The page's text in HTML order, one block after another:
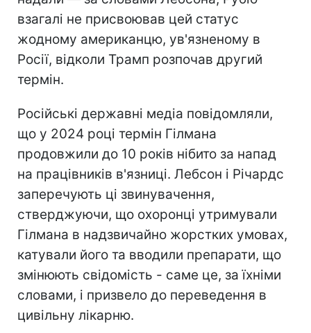
взагалі не присвоював цей статус
жодному американцю, ув'язненому в
Росії, відколи Трамп розпочав другий
термін.
Російські державні медіа повідомляли,
що у 2024 році термін Гілмана
продовжили до 10 років нібито за напад
на працівників в'язниці. Лебсон і Річардс
заперечують ці звинувачення,
стверджуючи, що охоронці утримували
Гілмана в надзвичайно жорстких умовах,
катували його та вводили препарати, що
змінюють свідомість - саме це, за їхніми
словами, і призвело до переведення в
цивільну лікарню.